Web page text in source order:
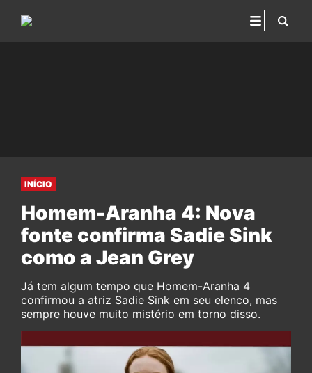
INÍCIO
Homem-Aranha 4: Nova
fonte confirma Sadie Sink
como a Jean Grey
Já tem algum tempo que Homem-Aranha 4
confirmou a atriz Sadie Sink em seu elenco, mas
sempre houve muito mistério em torno disso.